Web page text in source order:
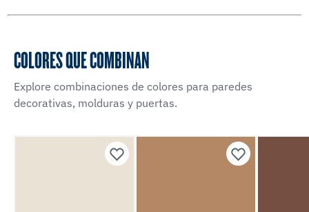
COLORES QUE COMBINAN
Explore combinaciones de colores para paredes
decorativas, molduras y puertas.